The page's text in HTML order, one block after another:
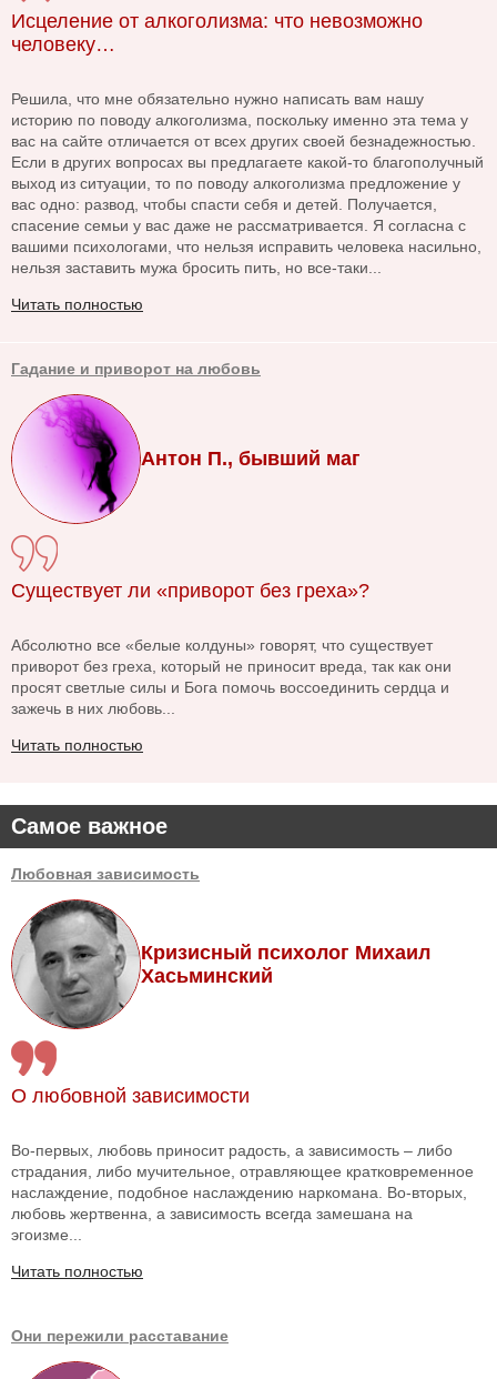
Самое важное
Любовная зависимость
Кризисный психолог Михаил
Хасьминский
О любовной зависимости
Во-первых, любовь приносит радость, а зависимость – либо
страдания, либо мучительное, отравляющее кратковременное
наслаждение, подобное наслаждению наркомана. Во-вторых,
любовь жертвенна, а зависимость всегда замешана на
эгоизме...
Читать полностью
Они пережили расставание
Исцеление от алкоголизма: что невозможно
человеку…
Решила, что мне обязательно нужно написать вам нашу
историю по поводу алкоголизма, поскольку именно эта тема у
вас на сайте отличается от всех других своей безнадежностью.
Если в других вопросах вы предлагаете какой-то благополучный
выход из ситуации, то по поводу алкоголизма предложение у
вас одно: развод, чтобы спасти себя и детей. Получается,
спасение семьи у вас даже не рассматривается. Я согласна с
вашими психологами, что нельзя исправить человека насильно,
нельзя заставить мужа бросить пить, но все-таки...
Читать полностью
Гадание и приворот на любовь
Антон П., бывший маг
Существует ли «приворот без греха»?
Абсолютно все «белые колдуны» говорят, что существует
приворот без греха, который не приносит вреда, так как они
просят светлые силы и Бога помочь воссоединить сердца и
зажечь в них любовь...
Читать полностью